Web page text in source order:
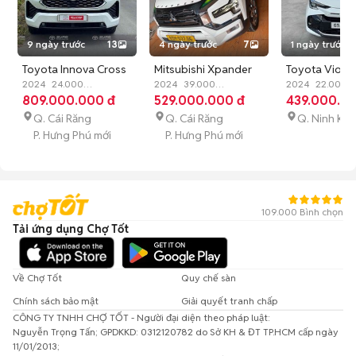
9 ngày trước 13
Toyota Innova Cross
V 2024 Trắng CVT
24.000 km
2024 24.000
km Xăng Tự động
809.000.000 đ
Q. Cái Răng
P. Hưng Phú mới
4 ngày trước 7
Mitsubishi Xpander
Cross 2024 Trắng
2024 39.000
km Xăng Tự động
529.000.000 đ
Q. Cái Răng
P. Hưng Phú mới
1 ngày trước
Toyota Vios
1.5 CVT siêu
22.000km
2024 22.000
km Xăng Tự
Q. Ninh
109.000 Bình chọn
Tải ứng dụng Chợ Tốt
Về Chợ Tốt
Quy chế sàn
Chính sách bảo mật
Giải quyết tranh chấp
CÔNG TY TNHH CHỢ TỐT - Người đại diện theo pháp luật:
Nguyễn Trọng Tấn; GPDKKD: 0312120782 do Sở KH & ĐT TP.HCM cấp ngày
11/01/2013;